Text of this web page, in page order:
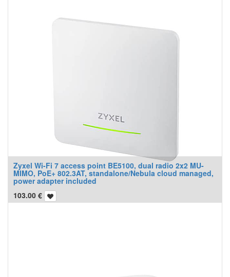
Zyxel Wi-Fi 7 access point BE5100, dual radio 2x2 MU-
MIMO, PoE+ 802.3AT, standalone/Nebula cloud managed,
power adapter included
103.00 €